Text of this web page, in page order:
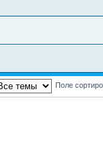
Поле